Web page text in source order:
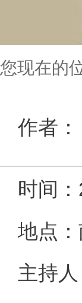
您现在的
作者：
时间：
地点
主持